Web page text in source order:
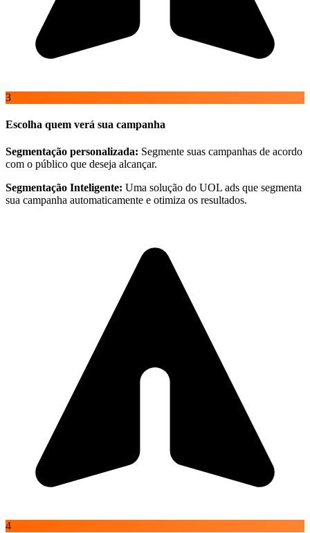
3
Escolha quem verá sua campanha
Segmentação personalizada: Segmente suas campanhas de acordo
com o público que deseja alcançar.
Segmentação Inteligente: Uma solução do UOL ads que segmenta
sua campanha automaticamente e otimiza os resultados.
4